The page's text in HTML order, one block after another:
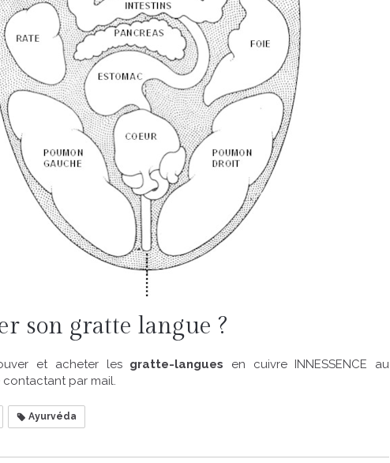
son gratte langue ?
et acheter les gratte-langues en cuivre INNESSENCE au
par mail.
Ayurvéda